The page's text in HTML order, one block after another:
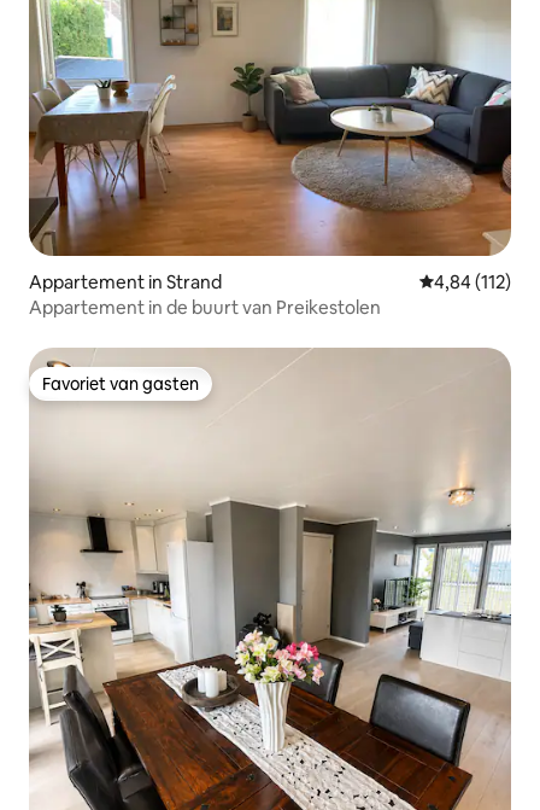
Appartement in Strand Gemiddelde
4,84 (112)
Appartement in de buurt van Preikestolen
Favoriet van gasten
Favoriet van gasten